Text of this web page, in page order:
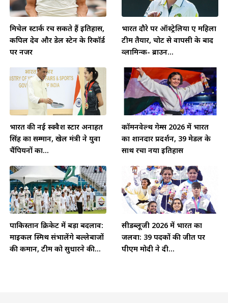
मिचेल स्टार्क रच सकते हैं इतिहास,
कपिल देव और डेल स्टेन के रिकॉर्ड
पर नजर
भारत दौरे पर ऑस्ट्रेलिया ए महिला
टीम तैयार, चोट से वापसी के बाद
व्लामिन्क- ब्राउन...
भारत की नई स्क्वैश स्टार अनाहत
सिंह का सम्मान, खेल मंत्री ने युवा
चैंपियनों का...
कॉमनवेल्थ गेम्स 2026 में भारत
का शानदार प्रदर्शन, 39 मेडल के
साथ रचा नया इतिहास
पाकिस्तान क्रिकेट में बड़ा बदलाव:
माइकल स्मिथ संभालेंगे बल्लेबाजों
की कमान, टीम को सुधारने की...
सीडब्लूजी 2026 में भारत का
जलवा: 39 पदकों की जीत पर
पीएम मोदी ने दी...